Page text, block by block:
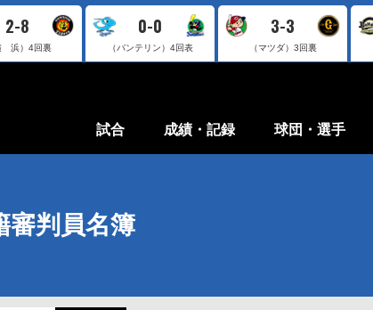
2-8
浜） 4回裏
0-0
（バンテリン） 4回表
3-3
（マツダ） 3回裏
試合 成績・記録 球団・選手
審判員名簿